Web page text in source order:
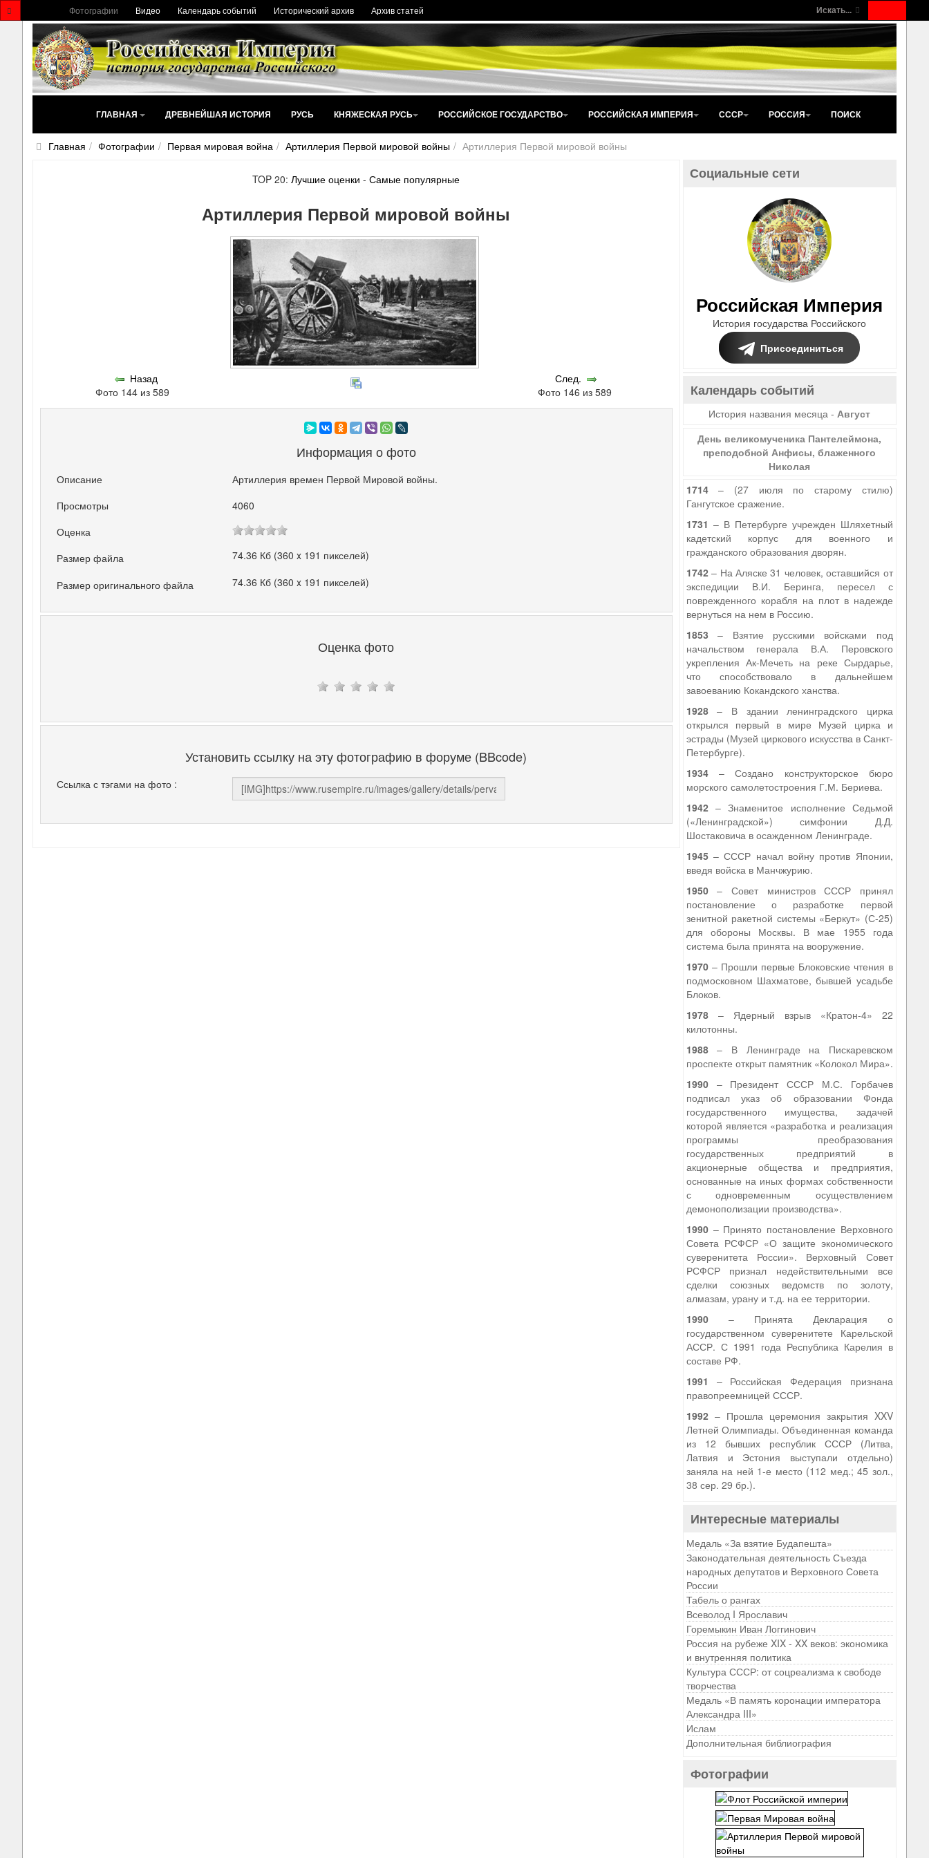
Искать...
Фотографии Видео Календарь событий Исторический архив Архив статей
ГЛАВНАЯ ДРЕВНЕЙШАЯ ИСТОРИЯ РУСЬ КНЯЖЕСКАЯ РУСЬ РОССИЙСКОЕ ГОСУДАРСТВО РОССИЙСКАЯ ИМПЕРИЯ СССР РОССИЯ ПОИСК
Главная Фотографии Первая мировая война Артиллерия Первой мировой войны Артиллерия Первой мировой войны
TOP 20:Лучшие оценки -Самые популярные
Артиллерия Первой мировой войны
Назад
Фото 144 из 589
След.
Фото 146 из 589
Информация о фото
Описание
Артиллерия времен Первой Мировой войны.
Просмотры
4060
Оценка
Размер файла
74.36 Кб (360 x 191 пикселей)
Размер оригинального файла 74.36 Кб (360 x 191 пикселей)
Оценка фото
Установить ссылку на эту фотографию в форуме (BBcode)
Ссылка с тэгами на фото :
Социальные сети
Российская Империя
История государства Российского
Присоединиться
Календарь событий
История названия месяца -Август
День великомученика Пантелеймона,
преподобной Анфисы, блаженного
Николая
1714– (27 июля по старому стилю)
Гангутское сражение.
1731 – В Петербурге учрежден Шляхетный
кадетский корпус для военного и
гражданского образования дворян.
1742– На Аляске 31 человек, оставшийся от
экспедиции В.И. Беринга, пересел с
поврежденного корабля на плот в надежде
вернуться на нем в Россию.
1853 – Взятие русскими войсками под
начальством генерала В.А. Перовского
укрепления Ак-Мечеть на реке Сырдарье,
что способствовало в дальнейшем
завоеванию Кокандского ханства.
1928– В здании ленинградского цирка
открылся первый в мире Музей цирка и
эстрады (Музей циркового искусства в Санкт-
Петербурге).
1934– Создано конструкторское бюро
морского самолетостроения Г.М. Бериева.
1942– Знаменитое исполнение Седьмой
(«Ленинградской») симфонии Д.Д.
Шостаковича в осажденном Ленинграде.
1945– СССР начал войну против Японии,
введя войска в Манчжурию.
1950– Совет министров СССР принял
постановление о разработке первой
зенитной ракетной системы «Беркут» (С-25)
для обороны Москвы. В мае 1955 года
система была принята на вооружение.
1970– Прошли первые Блоковские чтения в
подмосковном Шахматове, бывшей усадьбе
Блоков.
1978– Ядерный взрыв «Кратон-4» 22
килотонны.
1988– В Ленинграде на Пискаревском
проспекте открыт памятник «Колокол Мира».
1990– Президент СССР М.С. Горбачев
подписал указ об образовании Фонда
государственного имущества, задачей
которой является «разработка и реализация
программы преобразования
государственных предприятий в
акционерные общества и предприятия,
основанные на иных формах собственности
с одновременным осуществлением
демонополизации производства».
1990– Принято постановление Верховного
Совета РСФСР «О защите экономического
суверенитета России». Верховный Совет
РСФСР признал недействительными все
сделки союзных ведомств по золоту,
алмазам, урану и т.д. на ее территории.
1990– Принята Декларация о
государственном суверенитете Карельской
АССР. С 1991 года Республика Карелия в
составе РФ.
1991 – Российская Федерация признана
правопреемницей СССР.
1992– Прошла церемония закрытия XXV
Летней Олимпиады. Объединенная команда
из 12 бывших республик СССР (Литва,
Латвия и Эстония выступали отдельно)
заняла на ней 1-е место (112 мед.; 45 зол.,
38 сер. 29 бр.).
Интересные материалы
Медаль «За взятие Будапешта»
Законодательная деятельность Съезда
народных депутатов и Верховного Совета
России
Табель о рангах
Всеволод I Ярославич
Горемыкин Иван Логгинович
Россия на рубеже XIX - XX веков: экономика
и внутренняя политика
Культура СССР: от соцреализма к свободе
творчества
Медаль «В память коронации императора
Александра III»
Ислам
Дополнительная библиография
Фотографии